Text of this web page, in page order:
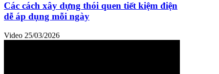
Các cách xây dựng thói quen tiết kiệm điện
dễ áp dụng mỗi ngày
Video 25/03/2026